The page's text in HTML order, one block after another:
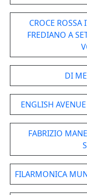
CROCE
FREDIANO A
DI
ENGLISH
FABRIZIO
FILARMONICA